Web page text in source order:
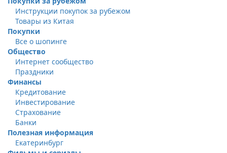
Инструкции покупок за рубежом
Товары из Китая
Покупки
Все о шопинге
Общество
Интернет сообщество
Праздники
Финансы
Кредитование
Инвестирование
Страхование
Банки
Полезная информация
Екатеринбург